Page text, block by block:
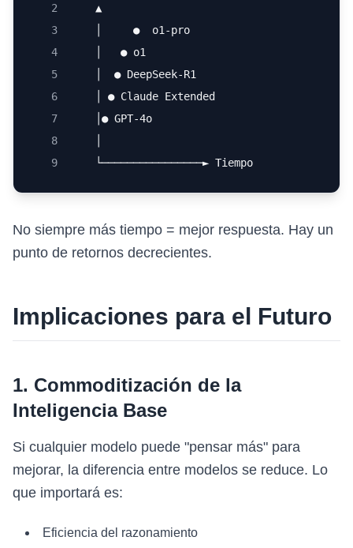
2
    ▲
3
    │     ●  o1-pro
4
    │   ● o1
5
    │  ● DeepSeek-R1
6
    │ ● Claude Extended
7
    │● GPT-4o
8
9
    └────────────────► Tiempo
No siempre más tiempo = mejor respuesta. Hay un
punto de retornos decrecientes.
Implicaciones para el Futuro
1. Commoditización de la
Inteligencia Base
Si cualquier modelo puede "pensar más" para
mejorar, la diferencia entre modelos se reduce. Lo
que importará es:
Eficiencia del razonamiento